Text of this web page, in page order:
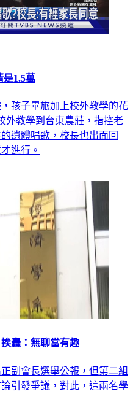
1.5萬
孩子畢旅加上校外教學的花
外教學到台東農莊，指控老
遺體唱歌，校長也出面回
進行。
轟：無聊當有趣
副會長選舉公報，但第二組
引發爭議，對此，這兩名學